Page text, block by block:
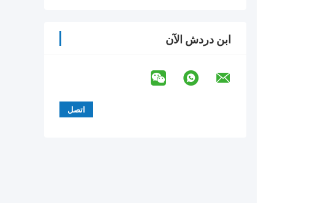
ابن دردش الآن